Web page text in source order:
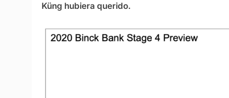
Küng hubiera querido.